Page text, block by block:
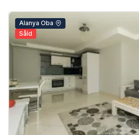
Alanya Oba
Såld